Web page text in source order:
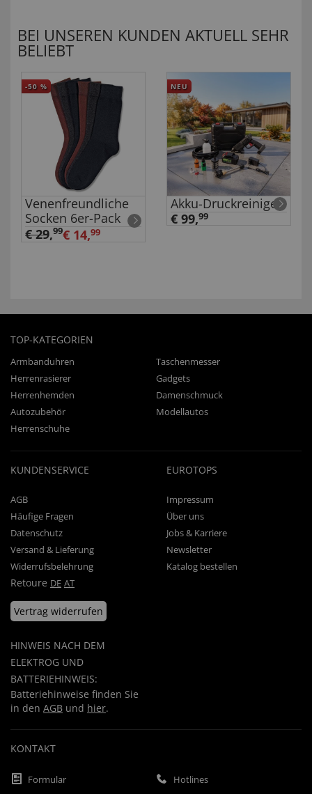
BEI UNSEREN KUNDEN AKTUELL SEHR
BELIEBT
-50 %
Venenfreundliche
Socken 6er-Pack
€ 29,99€ 14,99
NEU
Akku-Druckreiniger
€ 99,99
TOP-KATEGORIEN
Armbanduhren
Taschenmesser
Herrenrasierer
Gadgets
Herrenhemden
Damenschmuck
Autozubehör
Modellautos
Herrenschuhe
KUNDENSERVICE
AGB
Häufige Fragen
Datenschutz
Versand & Lieferung
Widerrufsbelehrung
Retoure DE AT
Vertrag widerrufen
HINWEIS NACH DEM
ELEKTROG UND
BATTERIEHINWEIS:
Batteriehinweise finden Sie
in den AGB und hier.
EUROTOPS
Impressum
Über uns
Jobs & Karriere
Newsletter
Katalog bestellen
KONTAKT
Formular Hotlines